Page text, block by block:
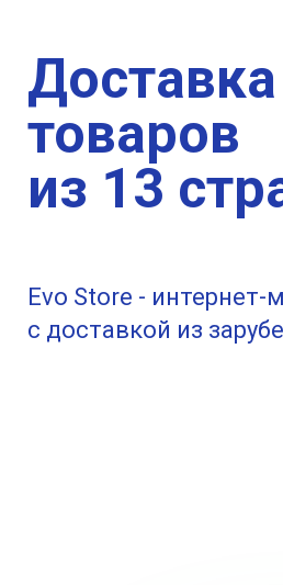
Evo Store - интернет-
с доставкой из
Доставка
товаров
из 13